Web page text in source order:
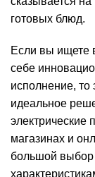
готовых блюд.
Если вы ищете
себе
исполнение, то
идеальное
электрические
магазинах и
большой